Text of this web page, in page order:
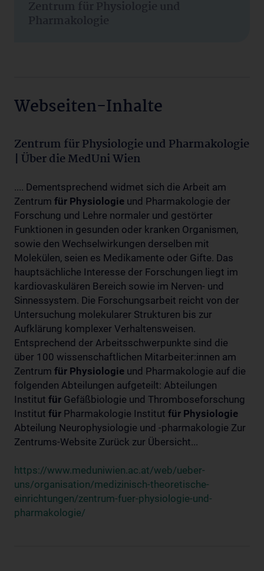
Zentrum für Physiologie und
Pharmakologie
Webseiten-Inhalte
Zentrum für Physiologie und Pharmakologie
| Über die MedUni Wien
.... Dementsprechend widmet sich die Arbeit am
Zentrum für Physiologie und Pharmakologie der
Forschung und Lehre normaler und gestörter
Funktionen in gesunden oder kranken Organismen,
sowie den Wechselwirkungen derselben mit
Molekülen, seien es Medikamente oder Gifte. Das
hauptsächliche Interesse der Forschungen liegt im
kardiovaskulären Bereich sowie im Nerven- und
Sinnessystem. Die Forschungsarbeit reicht von der
Untersuchung molekularer Strukturen bis zur
Aufklärung komplexer Verhaltensweisen.
Entsprechend der Arbeitsschwerpunkte sind die
über 100 wissenschaftlichen Mitarbeiter:innen am
Zentrum für Physiologie und Pharmakologie auf die
folgenden Abteilungen aufgeteilt: Abteilungen
Institut für Gefäßbiologie und Thromboseforschung
Institut für Pharmakologie Institut für Physiologie
Abteilung Neurophysiologie und -pharmakologie Zur
Zentrums-Website Zurück zur Übersicht...
https://www.meduniwien.ac.at/web/ueber-
uns/organisation/medizinisch-theoretische-
einrichtungen/zentrum-fuer-physiologie-und-
pharmakologie/